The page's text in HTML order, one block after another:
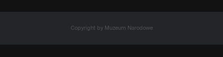
Copyright by Muzeum Narodowe